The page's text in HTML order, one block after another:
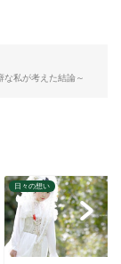
私が考えた結論～
い